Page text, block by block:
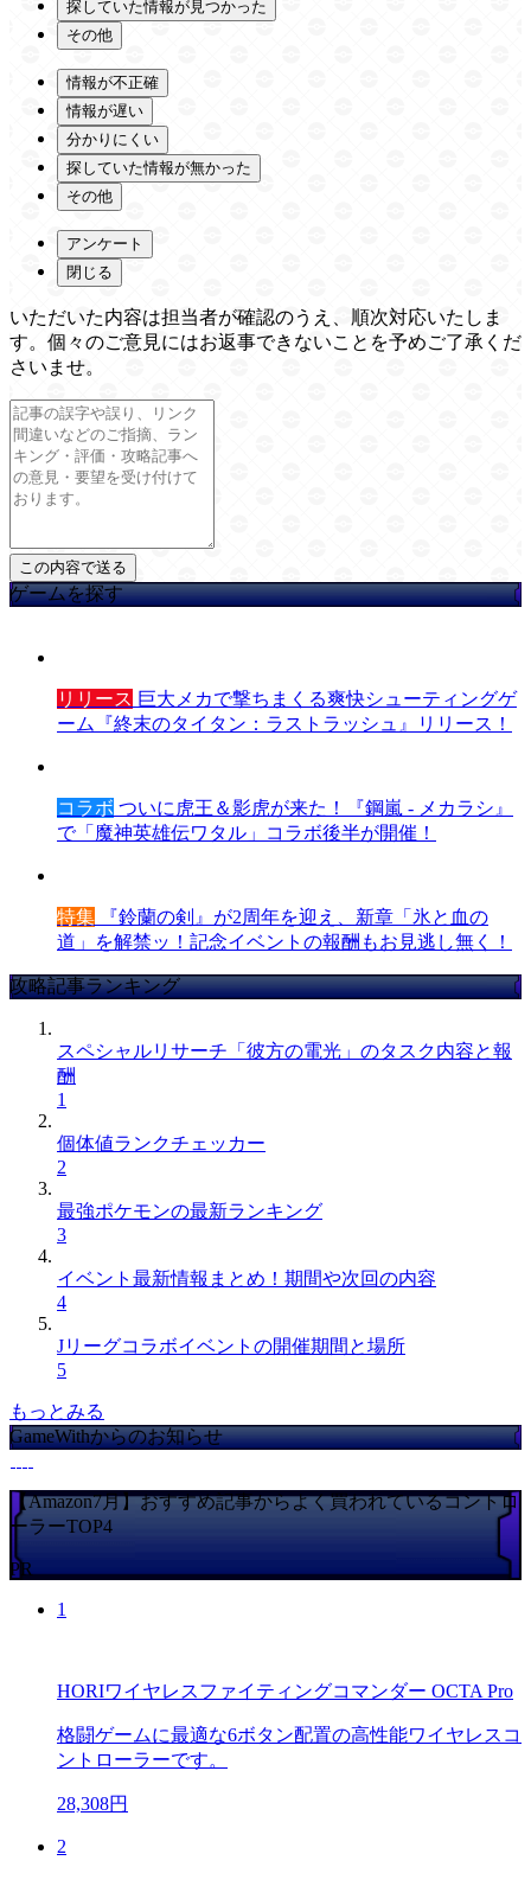
探していた情報が見つかった
その他
情報が不正確
情報が遅い
分かりにくい
探していた情報が無かった
その他
アンケート
閉じる
いただいた内容は担当者が確認のうえ、順次対応いたしま
す。個々のご意見にはお返事できないことを予めご了承くだ
さいませ。
ゲームを探す
リリース 巨大メカで撃ちまくる爽快シューティングゲ
ーム『終末のタイタン：ラストラッシュ』リリース！
コラボ ついに虎王＆影虎が来た！『鋼嵐 - メカラシ』
で「魔神英雄伝ワタル」コラボ後半が開催！
特集 『鈴蘭の剣』が2周年を迎え、新章「氷と血の
道」を解禁ッ！記念イベントの報酬もお見逃し無く！
攻略記事ランキング
スペシャルリサーチ「彼方の電光」のタスク内容と報
酬
1
個体値ランクチェッカー
2
最強ポケモンの最新ランキング
3
イベント最新情報まとめ！期間や次回の内容
4
Jリーグコラボイベントの開催期間と場所
5
もっとみる
GameWithからのお知らせ
【Amazon7月】おすすめ記事からよく買われているコントロ
ーラーTOP4
PR
1
HORIワイヤレスファイティングコマンダー OCTA Pro
格闘ゲームに最適な6ボタン配置の高性能ワイヤレスコ
ントローラーです。
28,308円
2